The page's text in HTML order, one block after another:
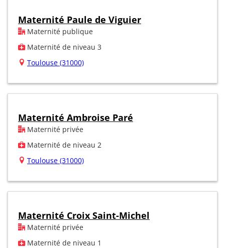
Maternité Paule de Viguier
Maternité publique
Maternité de niveau 3
Toulouse (31000)
Maternité Ambroise Paré
Maternité privée
Maternité de niveau 2
Toulouse (31000)
Maternité Croix Saint-Michel
Maternité privée
Maternité de niveau 1